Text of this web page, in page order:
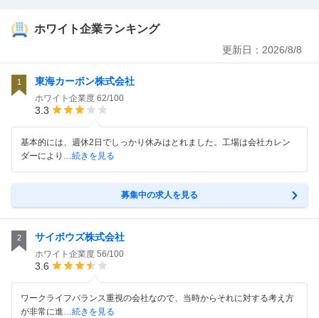
ホワイト企業ランキング
更新日： 2026/8/8
1 東海カーボン株式会社
ホワイト企業度 62/100
3.3
基本的には、週休2日でしっかり休みはとれました。工場は会社カレン
ダーにより …続きを見る
募集中の求人を見る
2 サイボウズ株式会社
ホワイト企業度 56/100
3.6
ワークライフバランス重視の会社なので、当時からそれに対する考え方
が非常に進…続きを見る